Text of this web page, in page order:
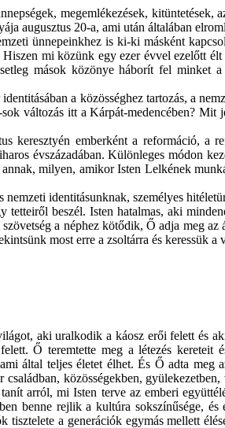
megemlékezések,
augusztus 20-a, ami után általában
ünnepeinkhez is ki-ki másként
mi közünk egy ezer évvel ezelőtt
mások közönye háborít fel
a közösséghez tartozás, a
változás itt a Kárpát-medencében?
emberként a reformáció, a
évszázadában. Különleges módon
milyen, amikor Isten Lelkének
identitásunknak, személyes
beszél. Isten hatalmas, aki
a néphez kötődik, Ő adja meg
most erre a zsoltárra és keressük a
aki uralkodik a káosz erői felett és
Ő teremtette meg a létezés
által teljes életet élhet. És Ő adta
közösségekben,
arról, mi Isten terve az emberi
benne rejlik a kultúra sokszínűsége,
tisztelete a generációk egymás mellett